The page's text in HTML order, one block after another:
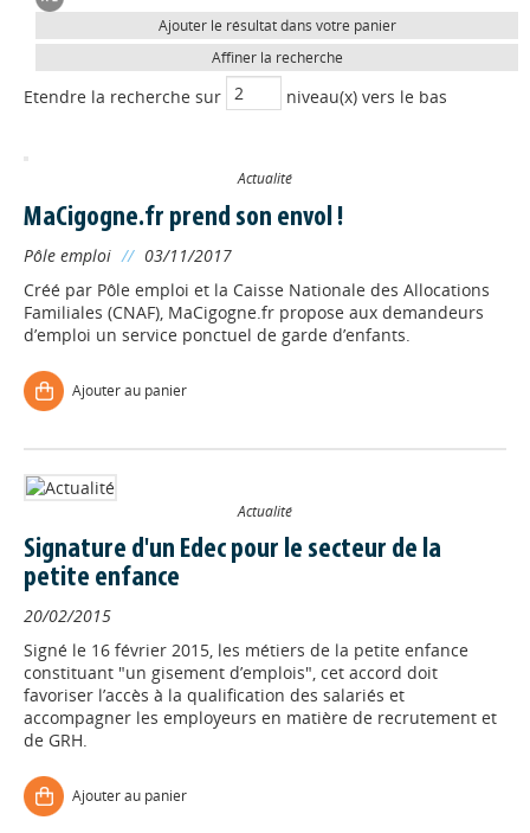
Ajouter le résultat dans votre panier
Affiner la recherche
Etendre la recherche sur niveau(x) vers le bas
Actualité
MaCigogne.fr prend son envol !
Pôle emploi // 03/11/2017
Créé par Pôle emploi et la Caisse Nationale des Allocations
Familiales (CNAF), MaCigogne.fr propose aux demandeurs
d’emploi un service ponctuel de garde d’enfants.
Ajouter au panier
Actualité
Signature d'un Edec pour le secteur de la
petite enfance
20/02/2015
Signé le 16 février 2015, les métiers de la petite enfance
constituant "un gisement d’emplois", cet accord doit
favoriser l’accès à la qualification des salariés et
accompagner les employeurs en matière de recrutement et
de GRH.
Ajouter au panier